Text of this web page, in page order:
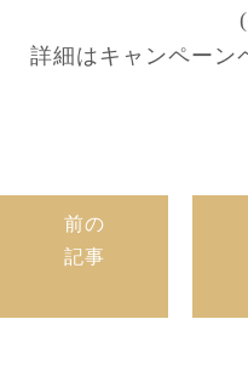
詳細はキャンペー
前の
記事